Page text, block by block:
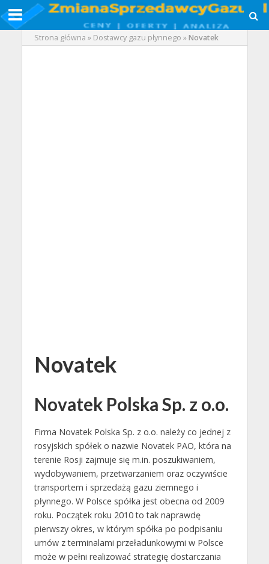
Strona główna » Dostawcy gazu płynnego »Novatek
Novatek
Novatek Polska Sp. z o.o.
Firma Novatek Polska Sp. z o.o. należy co jednej z
rosyjskich spółek o nazwie Novatek PAO, która na
terenie Rosji zajmuje się m.in. poszukiwaniem,
wydobywaniem, przetwarzaniem oraz oczywiście
transportem i sprzedażą gazu ziemnego i
płynnego. W Polsce spółka jest obecna od 2009
roku. Początek roku 2010 to tak naprawdę
pierwszy okres, w którym spółka po podpisaniu
umów z terminalami przeładunkowymi w Polsce
może w pełni realizować strategię dostarczania